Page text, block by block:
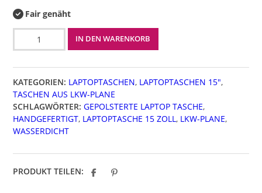
Fair genäht
Menge
IN DEN WARENKORB
KATEGORIEN: LAPTOPTASCHEN, LAPTOPTASCHEN 15",
TASCHEN AUS LKW-PLANE
SCHLAGWÖRTER: GEPOLSTERTE LAPTOP TASCHE,
HANDGEFERTIGT, LAPTOPTASCHE 15 ZOLL, LKW-PLANE,
WASSERDICHT
PRODUKT TEILEN: